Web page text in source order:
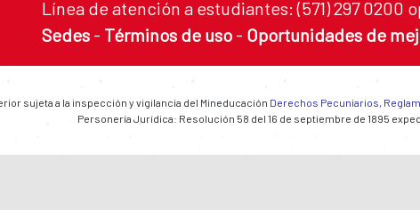
Línea de atención a estudiantes: (571) 297 0200
Sedes - Términos de uso - Oportunidades de
sujeta a la inspección y vigilancia del Mineducación Derechos Pecuniarios,
Personería Jurídica: Resolución 58 del 16 de septiembre de 1895